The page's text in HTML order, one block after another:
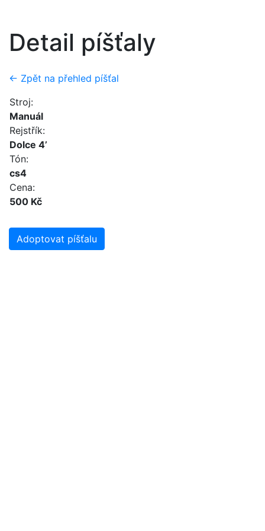
Detail píšťaly
← Zpět na přehled píšťal
Stroj:
Manuál
Rejstřík:
Dolce 4’
Tón:
cs4
Cena:
500 Kč
Adoptovat píšťalu